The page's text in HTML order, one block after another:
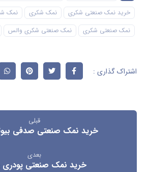
خرید نمک صنعتی شکری
نمک شکری
نمک
نمک صنعتی شکری
نمک صنعتی شکری والس
قبلی
خرید نمک صنعتی صدفی
بعدی
خرید نمک صنعتی پودری